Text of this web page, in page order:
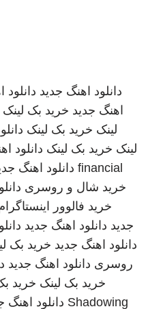
دانلود اهنگ جدید دانلود
اهنگ جدید خرید بک لینک
لینک خرید بک لینک
لینک خرید بک لینک دانلود
financial دانلود اهنگ
خرید شال و روسری
خرید فالوور
جدید دانلود اهنگ جدید
دانلود اهنگ جدید خرید بک
روسری دانلود اهنگ جدید
خرید بک لینک خرید
Shadowing دانلود اهنگ